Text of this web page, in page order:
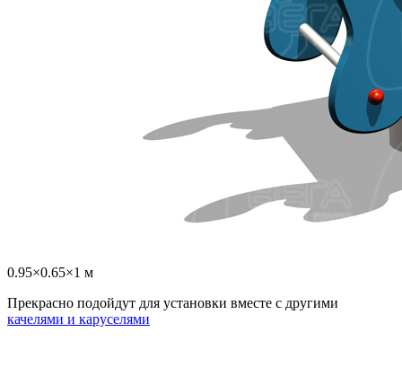
0.95×0.65×1 м
Прекрасно подойдут для установки вместе с другими
качелями и каруселями